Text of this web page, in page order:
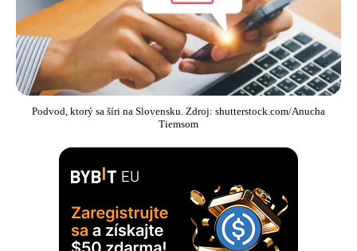
Podvod, ktorý sa šíri na Slovensku. Zdroj: shutterstock.com/Anucha
Tiemsom